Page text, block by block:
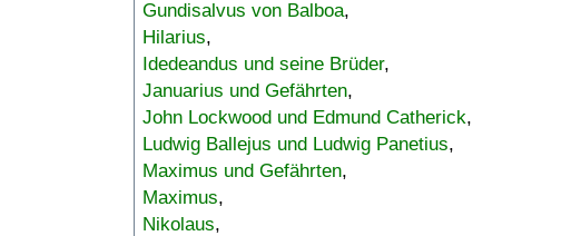
Gundisalvus von Balboa,
Hilarius,
Idedeandus und seine Brüder,
Januarius und Gefährten,
John Lockwood und Edmund Catherick,
Ludwig Ballejus und Ludwig Panetius,
Maximus und Gefährten,
Maximus,
Nikolaus,